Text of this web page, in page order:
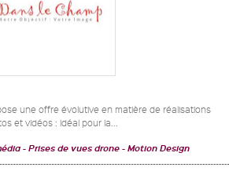
une offre évolutive en matière de réalisations
et vidéos : idéal pour la...
Prises de vues drone Motion Design